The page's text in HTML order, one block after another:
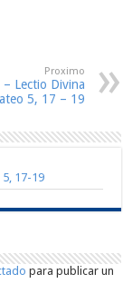
Proximo
– Lectio Divina
5, 17 – 19
17-19
para publicar un